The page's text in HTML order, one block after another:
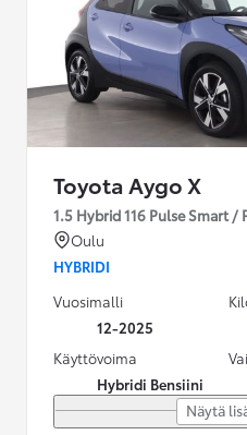
Toyota Aygo X
1.5 Hybrid 116 Pulse Smart
Oulu
HYBRIDI
Vuosimalli
12-2025
Käyttövoima
Hybridi Bensiini
Näytä